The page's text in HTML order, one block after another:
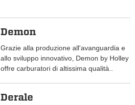
Demon
Grazie alla produzione all'avanguardia e
allo sviluppo innovativo, Demon by Holley
offre carburatori di altissima qualità..
Derale